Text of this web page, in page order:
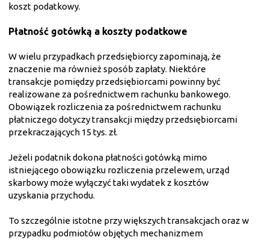
koszt podatkowy.
Płatność gotówką a koszty podatkowe
W wielu przypadkach przedsiębiorcy zapominają, że
znaczenie ma również sposób zapłaty. Niektóre
transakcje pomiędzy przedsiębiorcami powinny być
realizowane za pośrednictwem rachunku bankowego.
Obowiązek rozliczenia za pośrednictwem rachunku
płatniczego dotyczy transakcji między przedsiębiorcami
przekraczających 15 tys. zł.
Jeżeli podatnik dokona płatności gotówką mimo
istniejącego obowiązku rozliczenia przelewem, urząd
skarbowy może wyłączyć taki wydatek z kosztów
uzyskania przychodu.
To szczególnie istotne przy większych transakcjach oraz w
przypadku podmiotów objętych mechanizmem